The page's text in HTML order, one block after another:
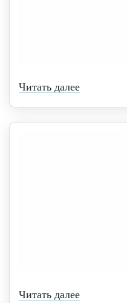
Читать далее
Читать далее